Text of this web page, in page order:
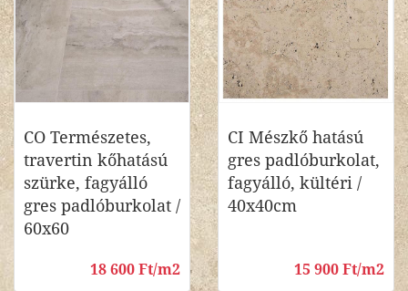
CO Természetes,
travertin kőhatású
szürke, fagyálló
gres padlóburkolat /
60x60
18 600 Ft/m2
CI Mészkő hatású
gres padlóburkolat,
fagyálló, kültéri /
40x40cm
15 900 Ft/m2